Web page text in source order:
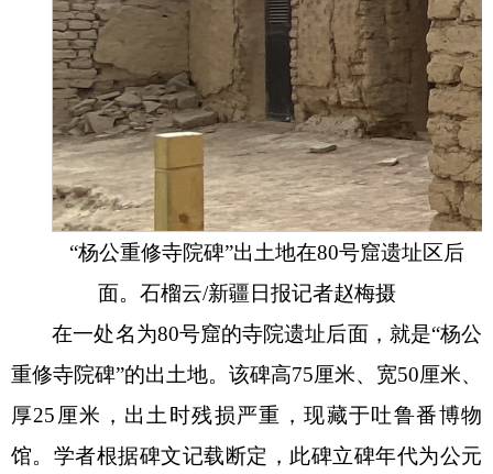
“杨公重修寺院碑”出土地在80号窟遗址区后
面。石榴云/新疆日报记者赵梅摄
在一处名为80号窟的寺院遗址后面，就是“杨公
重修寺院碑”的出土地。该碑高75厘米、宽50厘米、
厚25厘米，出土时残损严重，现藏于吐鲁番博物
馆。学者根据碑文记载断定，此碑立碑年代为公元